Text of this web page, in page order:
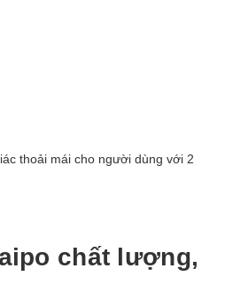
thoải mái cho người dùng với 2
chất lượng,